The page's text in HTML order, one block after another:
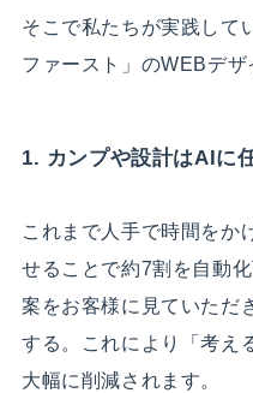
そこで私たちが実践して
ファースト」のWEBデザ
1. カンプや設計はAIに
これまで人手で時間をか
せることで約7割を自動
案をお客様に見ていただ
する。これにより「考え
大幅に削減されます。